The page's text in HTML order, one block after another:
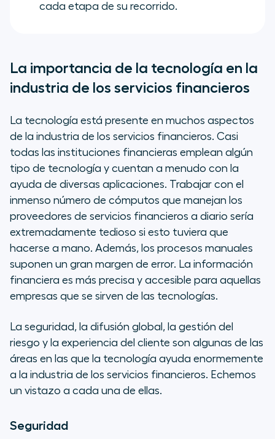
cada etapa de su recorrido.
La importancia de la tecnología en la
industria de los servicios financieros
La tecnología está presente en muchos aspectos
de la industria de los servicios financieros. Casi
todas las instituciones financieras emplean algún
tipo de tecnología y cuentan a menudo con la
ayuda de diversas aplicaciones. Trabajar con el
inmenso número de cómputos que manejan los
proveedores de servicios financieros a diario sería
extremadamente tedioso si esto tuviera que
hacerse a mano. Además, los procesos manuales
suponen un gran margen de error. La información
financiera es más precisa y accesible para aquellas
empresas que se sirven de las tecnologías.
La seguridad, la difusión global, la gestión del
riesgo y la experiencia del cliente son algunas de las
áreas en las que la tecnología ayuda enormemente
a la industria de los servicios financieros. Echemos
un vistazo a cada una de ellas.
Seguridad